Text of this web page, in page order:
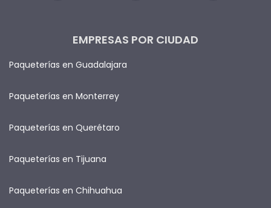
EMPRESAS POR CIUDAD
Paqueterías en Guadalajara
Paqueterías en Monterrey
Paqueterías en Querétaro
Paqueterías en Tijuana
Paqueterías en Chihuahua